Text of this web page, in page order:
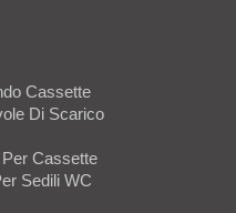
Cassette
Di Scarico
Cassette
Sedili WC